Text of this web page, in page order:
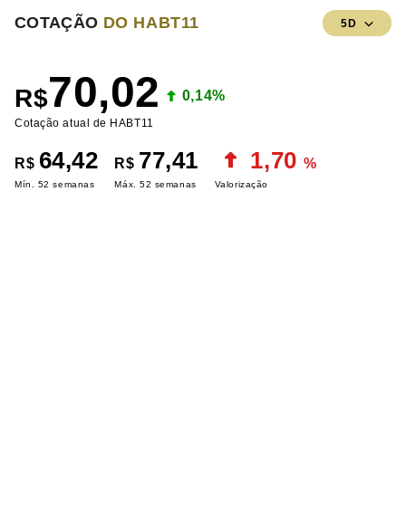
COTAÇÃO DO HABT11 5D
R$70,02 0,14%
Cotação atual de HABT11
R$ 64,42
Mín. 52 semanas
R$ 77,41
Máx. 52 semanas
1,70%
Valorização